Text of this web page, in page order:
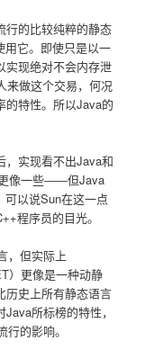
行的比较纯粹的静态
用它。即使只是以一
实现绝对不会内存泄
来做这个交易，何况
的特性。所以Java的
，实现看不出Java和
像一些――但Java
以说Sun在这一点
程序员的目光。
，但实际上
）更像是一种动静
历史上所有静态语言
所标榜的特性，
的影响。